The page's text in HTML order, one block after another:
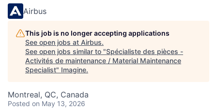
Airbus
This job is no longer accepting applications
See open jobs at Airbus.
See open jobs similar to "Spécialiste des pièces -
Activités de maintenance / Material Maintenance
Specialist" Imagine.
Montreal, QC, Canada
Posted on May 13, 2026